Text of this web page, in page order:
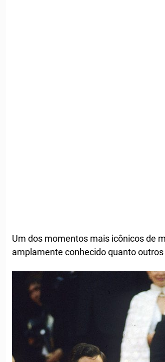
Um dos momentos mais icônicos de
amplamente conhecido quanto